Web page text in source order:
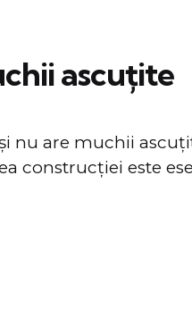
ascuțite
nu are muchii
construcției este